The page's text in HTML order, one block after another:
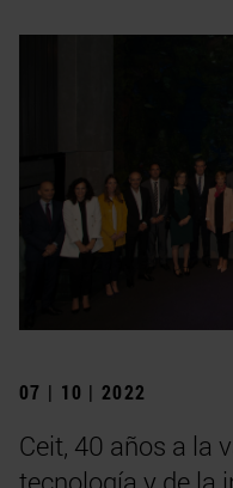
07 | 10 | 2022
Ceit, 40 años a la